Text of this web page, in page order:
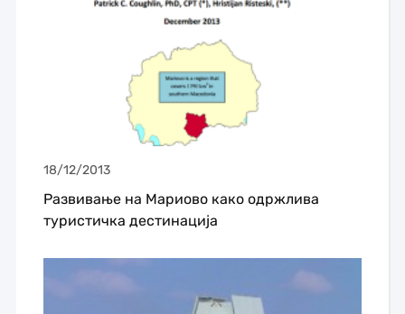
18/12/2013
Развивање на Мариово како одржлива
туристичка дестинација